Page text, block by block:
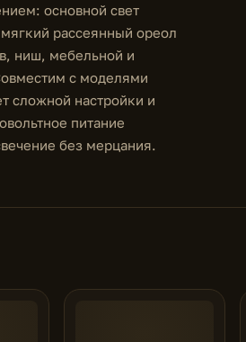
основной свет
рассеянный ореол
ниш, мебельной и
с моделями
сложной настройки и
питание
без мерцания.